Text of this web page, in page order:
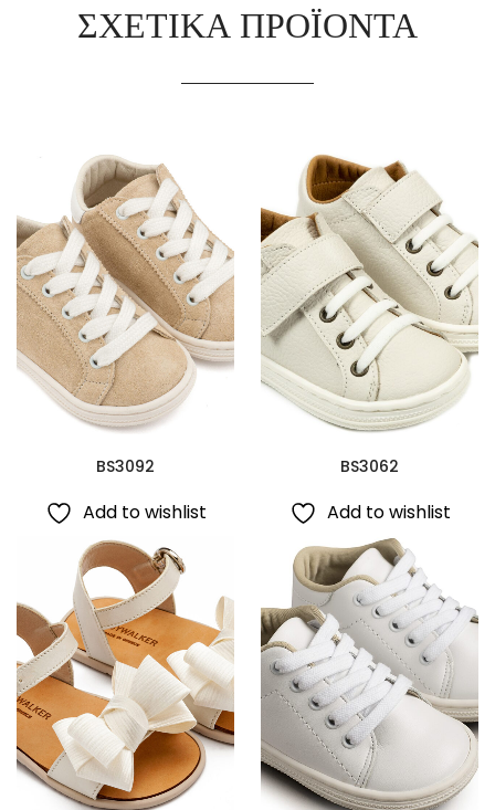
ΣΧΕΤΙΚΆ ΠΡΟΪΌΝΤΑ
BS3092
Add to wishlist
BS3062
Add to wishlist